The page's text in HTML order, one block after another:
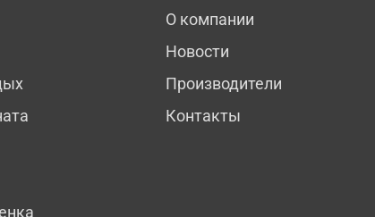
О компании
Новости
Производители
Контакты